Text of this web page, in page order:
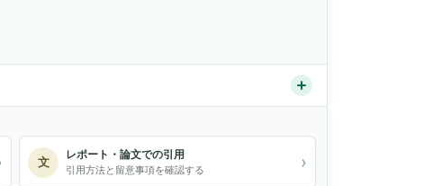
文 レポート・論文での引用
引用方法と留意事項を確認する ›